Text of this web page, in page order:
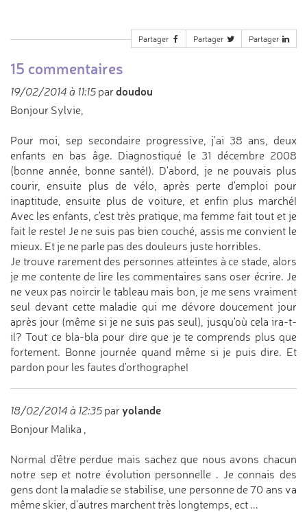
Partager Partager Partager
15 commentaires
19/02/2014 à 11:15 par doudou
Bonjour Sylvie,
Pour moi, sep secondaire progressive, j'ai 38 ans, deux
enfants en bas âge. Diagnostiqué le 31 décembre 2008
(bonne année, bonne santé!). D'abord, je ne pouvais plus
courir, ensuite plus de vélo, après perte d'emploi pour
inaptitude, ensuite plus de voiture, et enfin plus marché!
Avec les enfants, c'est très pratique, ma femme fait tout et je
fait le reste! Je ne suis pas bien couché, assis me convient le
mieux. Et je ne parle pas des douleurs juste horribles.
Je trouve rarement des personnes atteintes à ce stade, alors
je me contente de lire les commentaires sans oser écrire. Je
ne veux pas noircir le tableau mais bon, je me sens vraiment
seul devant cette maladie qui me dévore doucement jour
après jour (même si je ne suis pas seul), jusqu'où cela ira-t-
il? Tout ce bla-bla pour dire que je te comprends plus que
fortement. Bonne journée quand même si je puis dire. Et
pardon pour les fautes d'orthographe!
18/02/2014 à 12:35 par yolande
Bonjour Malika ,
Normal d'être perdue mais sachez que nous avons chacun
notre sep et notre évolution personnelle . Je connais des
gens dont la maladie se stabilise, une personne de 70 ans va
même skier, d'autres marchent très longtemps, ect ...